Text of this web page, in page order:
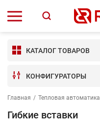
КАТАЛОГ ТОВАРОВ
КОНФИГУРАТОРЫ
Главная / Тепловая автоматика
Гибкие вставки